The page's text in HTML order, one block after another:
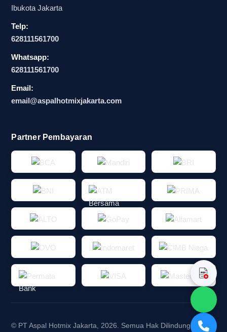
Ibukota Jakarta
Telp:
628111561700
Whatsapp:
628111561700
Email:
email@aspalhotmixjakarta.com
Partner Pembayaran
© PT Aspal Hotmix Jakarta, 2026. Semua Hak Dilindungi.